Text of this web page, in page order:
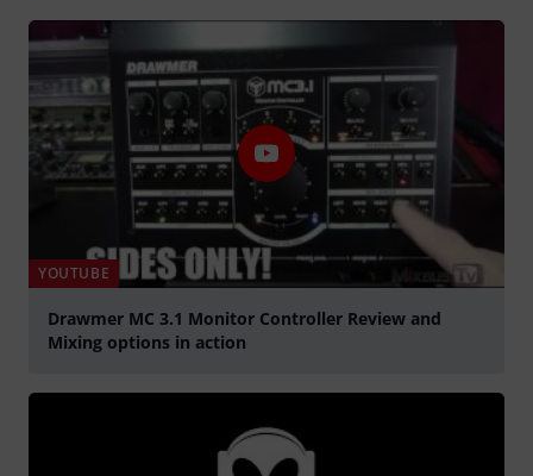
YOUTUBE
Drawmer MC 3.1 Monitor Controller Review and
Mixing options in action